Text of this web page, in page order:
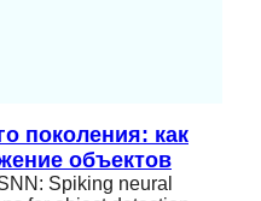
поколения: как
объектов
Spiking neural